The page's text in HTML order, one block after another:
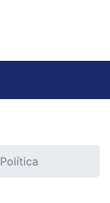
Política